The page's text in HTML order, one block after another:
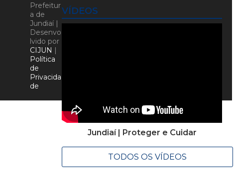
VÍDEOS
Jundiaí | Proteger e Cuidar
TODOS OS VÍDEOS
Prefeitur
a de
Jundiaí |
Desenvo
lvido por
CIJUN |
Política
de
Privacida
de